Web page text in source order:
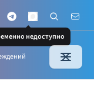
TelegramMAX
недоступно
Поиск по
Почта